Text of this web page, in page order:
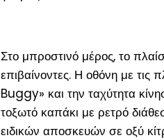
Στο μπροστινό μέρος, το
επιβαίνοντες. Η οθόνη με
Buggy» και την ταχύτητα
τοξωτό καπάκι με ρετρό
ειδικών αποσκευών σε οξύ